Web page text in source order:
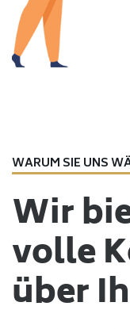
WARUM SIE UNS
Wir
volle
über